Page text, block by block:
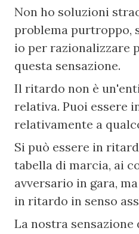
Non ho soluzioni
problema purtroppo,
io per razionalizzare
questa sensazione.
Il ritardo non è
relativa. Puoi essere
relativamente a
Si può essere in
tabella di marcia, ai
avversario in gara,
in ritardo in senso
La nostra